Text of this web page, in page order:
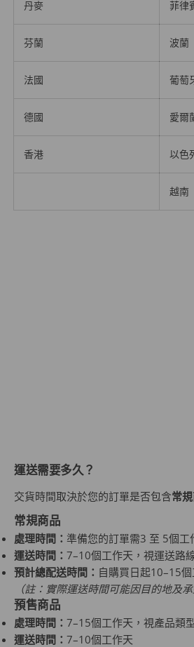
丹麥 菲律
芬蘭 波蘭
法國 葡萄
德國 愛爾
香港 以色
越南
運送需要多久？
交貨時間取決於您的訂單是否包含常
常規商品
處理時間： 準備您的訂單需3 至 5個工
運送時間： 7–10個工作天，視運送路
預計總配送時間： 自購買日起10–15
（註：實際運送時間可能因目的地及
預售商品
處理時間： 7–15個工作天，視產品類
運送時間： 7–10個工作天